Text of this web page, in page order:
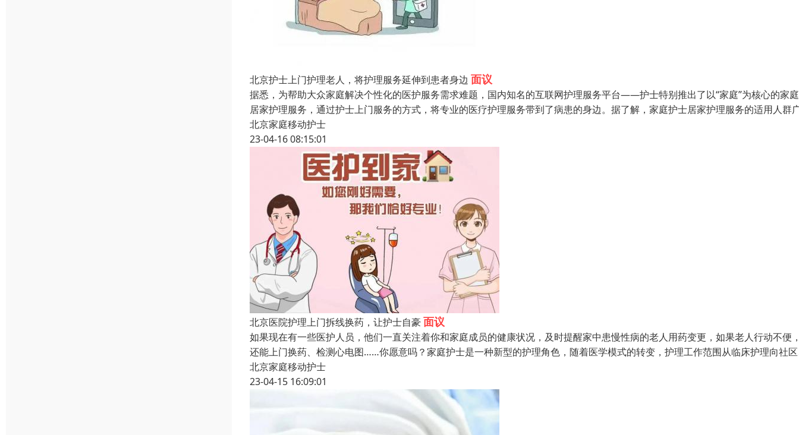
北京护士上门护理老人，将护理服务延伸到患者身边 面议
据悉，为帮助大众家庭解决个性化的医护服务需求难题，国内知名的互联网护理服务平台——护士特别推出了以“家庭”为核心的家
居家护理服务，通过护士上门服务的方式，将专业的医疗护理服务带到了病患的身边。据了解，家庭护士居家护理服务的适用人群
北京家庭移动护士
23-04-16 08:15:01
北京医院护理上门拆线换药，让护士自豪 面议
如果现在有一些医护人员，他们一直关注着你和家庭成员的健康状况，及时提醒家中患慢性病的老人用药变更，如果老人行动不便
还能上门换药、检测心电图……你愿意吗？家庭护士是一种新型的护理角色，随着医学模式的转变，护理工作范围从临床护理向社
北京家庭移动护士
23-04-15 16:09:01